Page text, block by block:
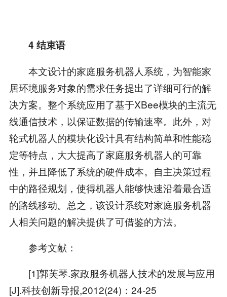
4 结束语
本文设计的家庭服务机器人系统，为智能家
居环境服务对象的需求任务提出了详细可行的解
决方案。整个系统应用了基于XBee模块的主流无
线通信技术，以保证数据的传输速率。此外，对
轮式机器人的模块化设计具有结构简单和性能稳
定等特点，大大提高了家庭服务机器人的可靠
性，并且降低了系统的硬件成本。自主决策过程
中的路径规划，使得机器人能够快速沿着最合适
的路线移动。总之，该设计系统对家庭服务机器
人相关问题的解决提供了可借鉴的方法。
参考文献：
[1]郭芙琴.家政服务机器人技术的发展与应用
[J].科技创新导报,2012(24)：24-25